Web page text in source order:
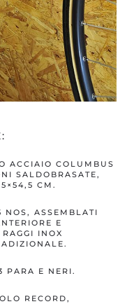
ACCIAIO COLUMBUS
SALDOBRASATE,
CM.
NOS, ASSEMBLATI
E
INOX
PARA E NERI.
RECORD,